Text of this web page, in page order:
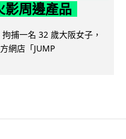
影周邊產品
捕一名 32 歲大阪女子，
網店「JUMP